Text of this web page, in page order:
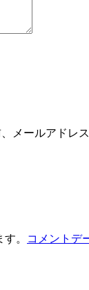
メールアドレ
。 コメントデ